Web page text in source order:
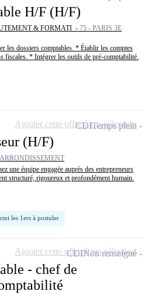
H/F (H/F)
& FORMATI - 75 - PARIS 3E
les dossiers comptables. * Établir les comptes
fiscales. * Intégrer les outils de pré-comptabilité.
(H/F)
une équipe engagée auprès des entrepreneurs
structuré, rigoureux et profondément humain.
les 1ers à postuler
CDITemps plein
Ajouter cette offre à ma sélection
- chef de
CDINon renseigné
Ajouter cette offre à ma sélection